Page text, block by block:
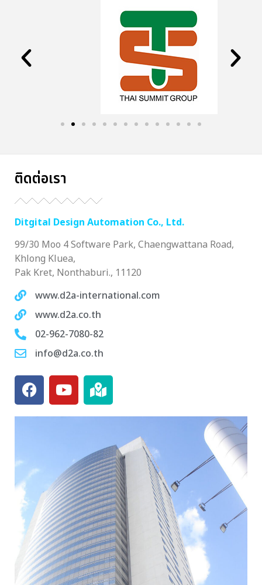
ติดต่อเรา
Ditgital Design Automation Co., Ltd.
99/30 Moo 4 Software Park, Chaengwattana Road,
Khlong Kluea,
Pak Kret, Nonthaburi., 11120
www.d2a-international.com
www.d2a.co.th
02-962-7080-82
info@d2a.co.th